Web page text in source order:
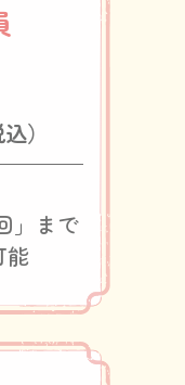
）
」まで
能